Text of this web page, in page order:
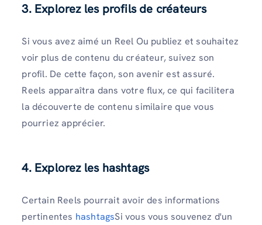
3. Explorez les profils de créateurs
Si vous avez aimé un Reel Ou publiez et souhaitez
voir plus de contenu du créateur, suivez son
profil. De cette façon, son avenir est assuré.
Reels apparaîtra dans votre flux, ce qui facilitera
la découverte de contenu similaire que vous
pourriez apprécier.
4. Explorez les hashtags
Certain Reels pourrait avoir des informations
pertinentes hashtagsSi vous vous souvenez d'un